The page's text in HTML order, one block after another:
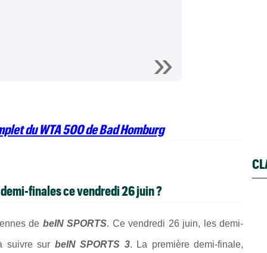
du WTA 500 de Bad Homburg
finales ce vendredi 26 juin ?
de beIN SPORTS. Ce vendredi 26 juin, les demi-
suivre sur beIN SPORTS 3. La première demi-finale,